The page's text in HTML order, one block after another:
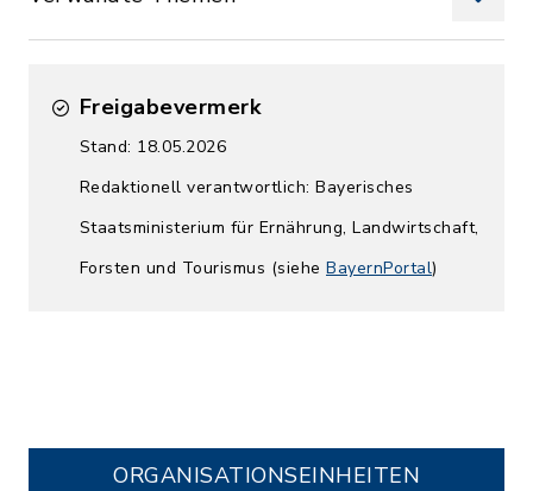
Freigabevermerk
Stand: 18.05.2026
Redaktionell verantwortlich: Bayerisches
Staatsministerium für Ernährung, Landwirtschaft,
Forsten und Tourismus (siehe BayernPortal)
ORGANISATIONS­EINHEITEN